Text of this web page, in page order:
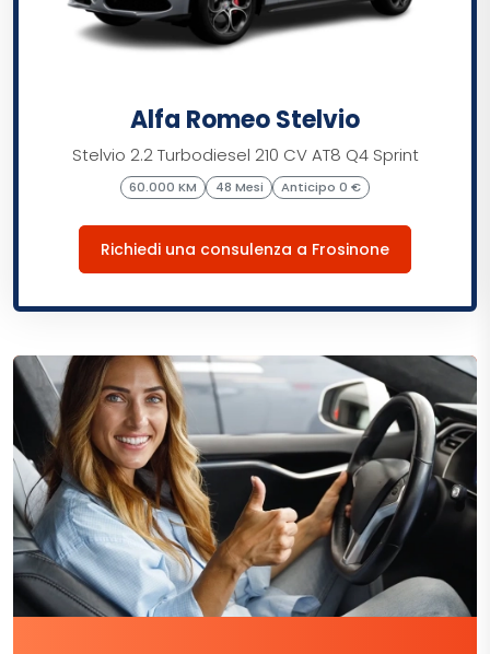
Alfa Romeo Stelvio
Stelvio 2.2 Turbodiesel 210 CV AT8 Q4 Sprint
60.000 KM 48 Mesi Anticipo 0 €
Richiedi una consulenza a Frosinone